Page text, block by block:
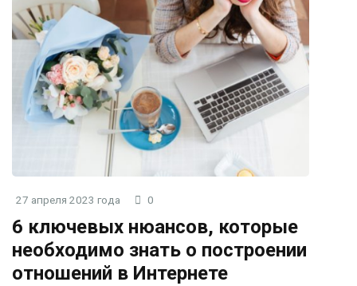
27 апреля 2023 года 0
6 ключевых нюансов, которые
необходимо знать о построении
отношений в Интернете